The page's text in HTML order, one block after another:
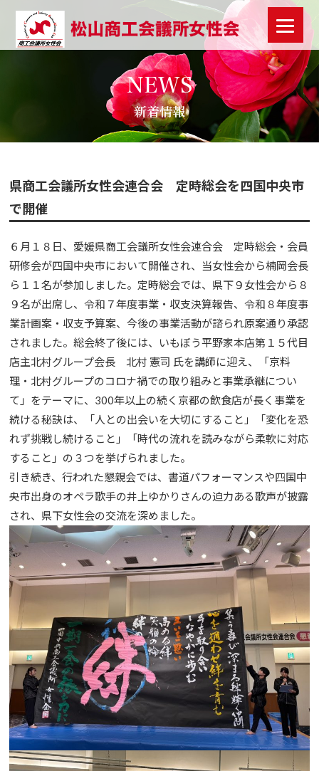
NEWS
新着情報
県商工会議所女性会連合会 定時総会を四国中央市
で開催
６月１８日、愛媛県商工会議所女性会連合会 定時総会・会員
研修会が四国中央市において開催され、当女性会から楠岡会長
ら１１名が参加しました。定時総会では、県下９女性会から８
９名が出席し、令和７年度事業・収支決算報告、令和８年度事
業計画案・収支予算案、今後の事業活動が諮られ原案通り承認
されました。総会終了後には、いもぼう平野家本店第１５代目
店主北村グループ会長 北村 憲司 氏を講師に迎え、「京料
理・北村グループのコロナ禍での取り組みと事業承継につい
て」をテーマに、300年以上の続く京都の飲食店が長く事業を
続ける秘訣は、「人との出会いを大切にすること」「変化を恐
れず挑戦し続けること」「時代の流れを読みながら柔軟に対応
すること」の３つを挙げられました。
引き続き、行われた懇親会では、書道パフォーマンスや四国中
央市出身のオペラ歌手の井上ゆかりさんの迫力ある歌声が披露
され、県下女性会の交流を深めました。